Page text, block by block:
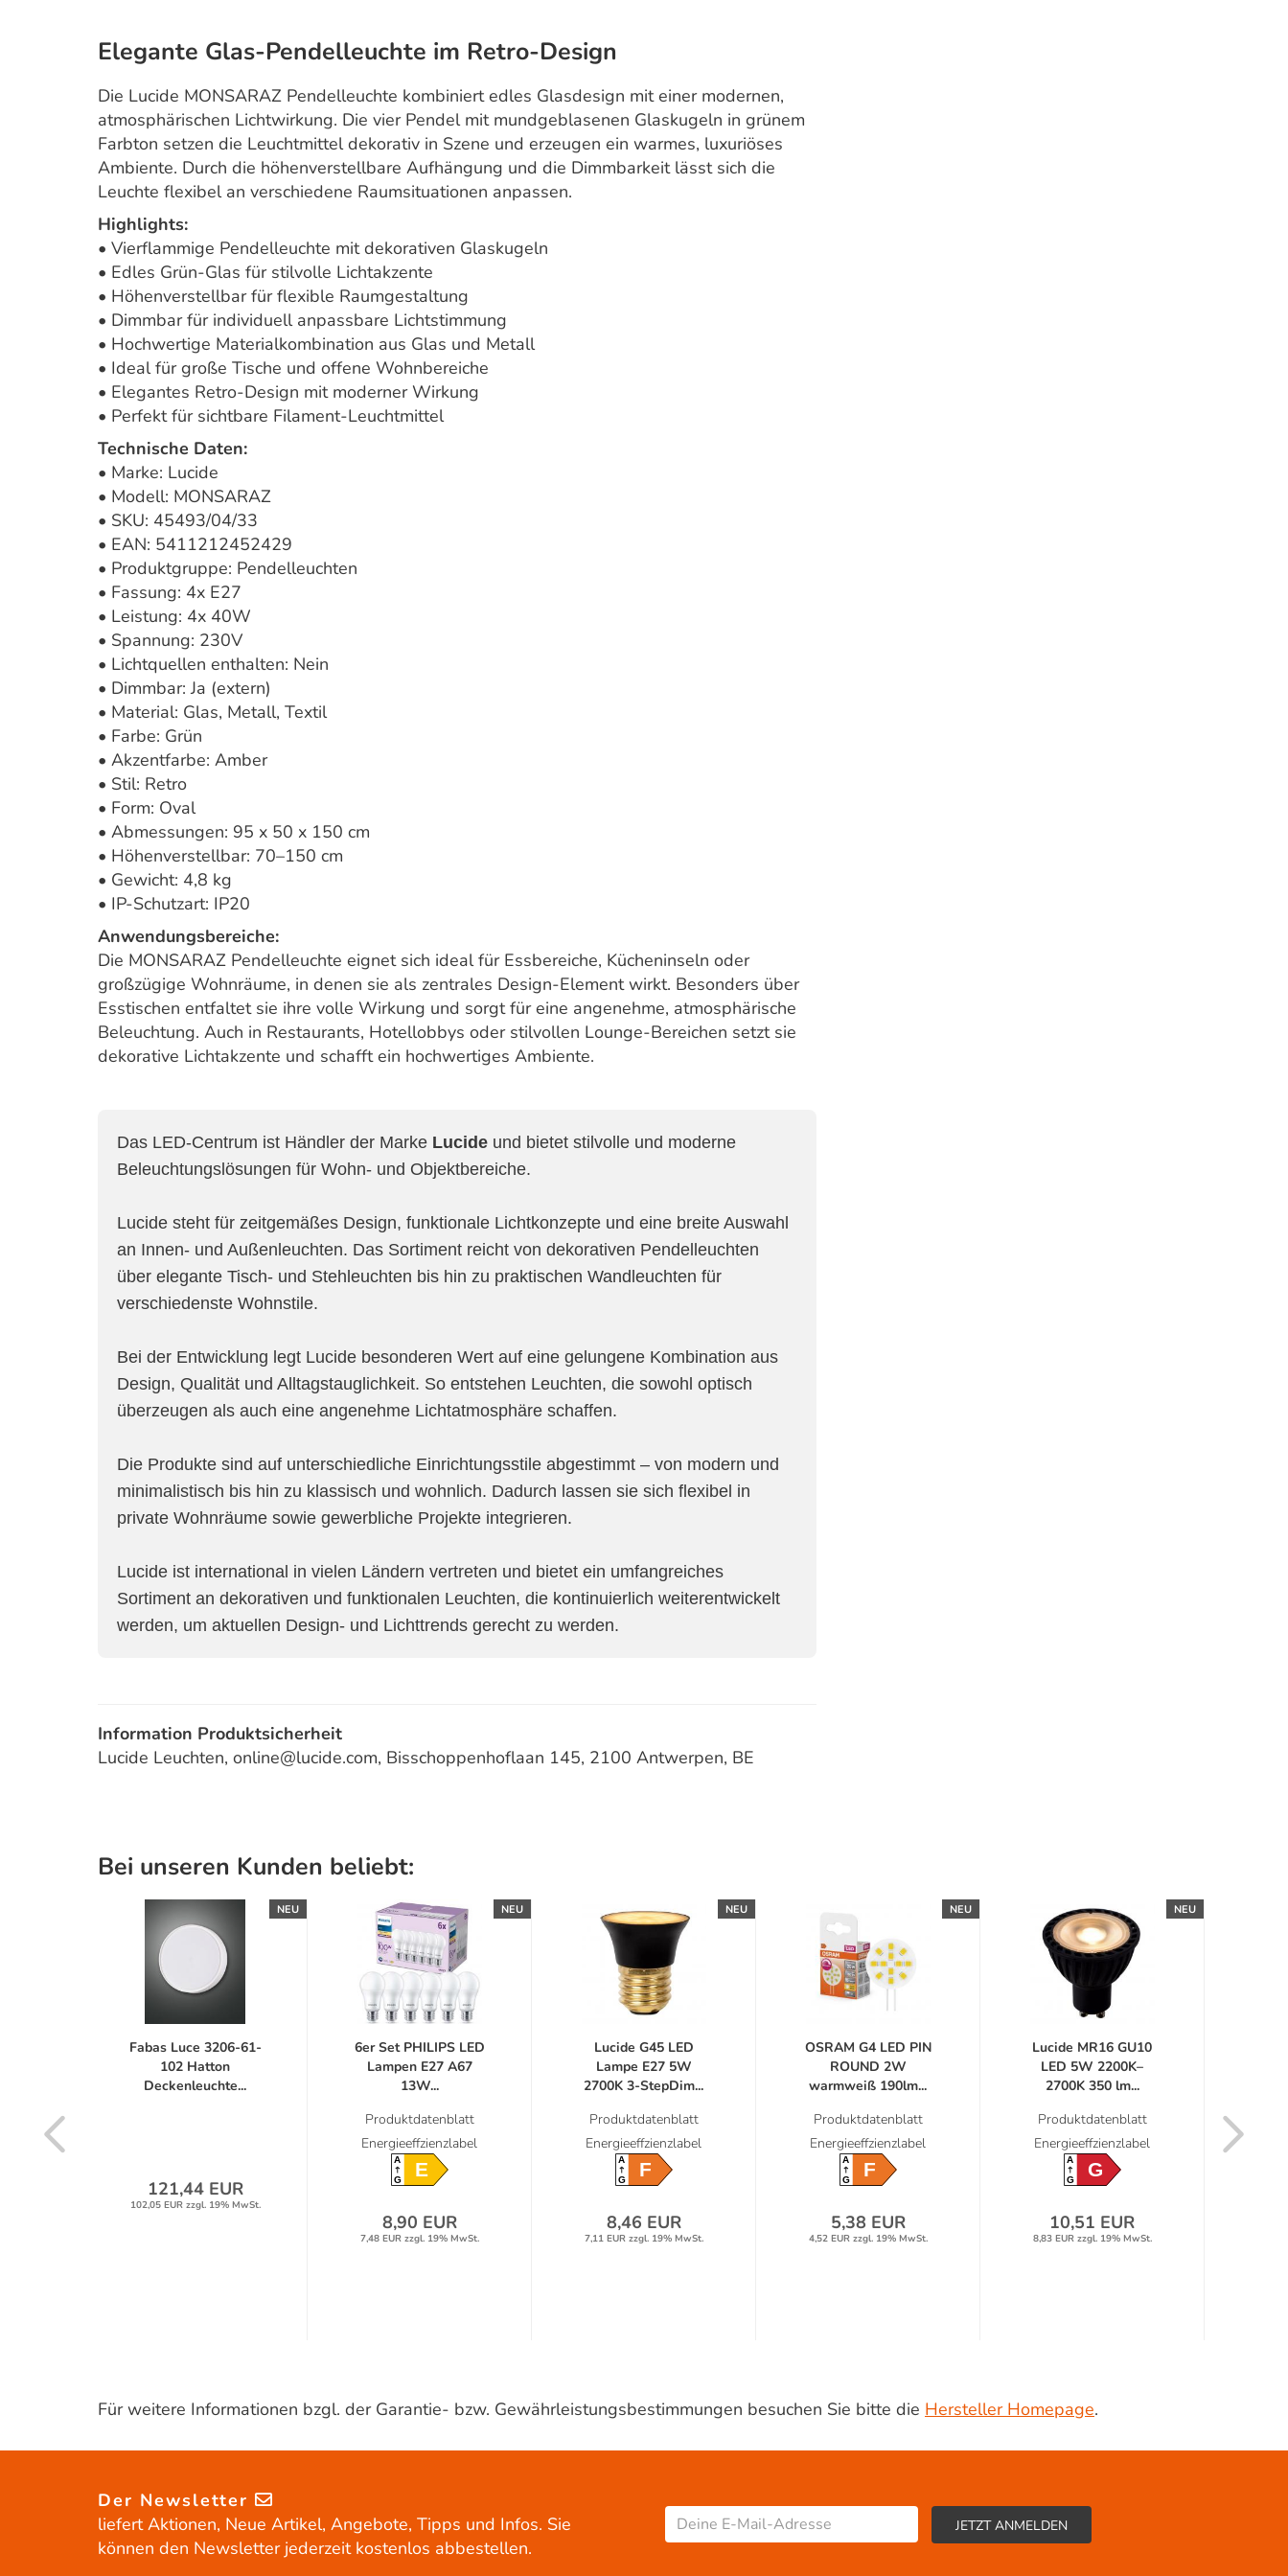
Elegante Glas-Pendelleuchte im Retro-Design
Die Lucide MONSARAZ Pendelleuchte kombiniert edles Glasdesign mit einer modernen,
atmosphärischen Lichtwirkung. Die vier Pendel mit mundgeblasenen Glaskugeln in grünem
Farbton setzen die Leuchtmittel dekorativ in Szene und erzeugen ein warmes, luxuriöses
Ambiente. Durch die höhenverstellbare Aufhängung und die Dimmbarkeit lässt sich die
Leuchte flexibel an verschiedene Raumsituationen anpassen.
Highlights:
• Vierflammige Pendelleuchte mit dekorativen Glaskugeln
• Edles Grün-Glas für stilvolle Lichtakzente
• Höhenverstellbar für flexible Raumgestaltung
• Dimmbar für individuell anpassbare Lichtstimmung
• Hochwertige Materialkombination aus Glas und Metall
• Ideal für große Tische und offene Wohnbereiche
• Elegantes Retro-Design mit moderner Wirkung
• Perfekt für sichtbare Filament-Leuchtmittel
Technische Daten:
• Marke: Lucide
• Modell: MONSARAZ
• SKU: 45493/04/33
• EAN: 5411212452429
• Produktgruppe: Pendelleuchten
• Fassung: 4x E27
• Leistung: 4x 40W
• Spannung: 230V
• Lichtquellen enthalten: Nein
• Dimmbar: Ja (extern)
• Material: Glas, Metall, Textil
• Farbe: Grün
• Akzentfarbe: Amber
• Stil: Retro
• Form: Oval
• Abmessungen: 95 x 50 x 150 cm
• Höhenverstellbar: 70–150 cm
• Gewicht: 4,8 kg
• IP-Schutzart: IP20
Anwendungsbereiche:
Die MONSARAZ Pendelleuchte eignet sich ideal für Essbereiche, Kücheninseln oder
großzügige Wohnräume, in denen sie als zentrales Design-Element wirkt. Besonders über
Esstischen entfaltet sie ihre volle Wirkung und sorgt für eine angenehme, atmosphärische
Beleuchtung. Auch in Restaurants, Hotellobbys oder stilvollen Lounge-Bereichen setzt sie
dekorative Lichtakzente und schafft ein hochwertiges Ambiente.
Das LED-Centrum ist Händler der Marke Lucide und bietet stilvolle und moderne
Beleuchtungslösungen für Wohn- und Objektbereiche.
Lucide steht für zeitgemäßes Design, funktionale Lichtkonzepte und eine breite Auswahl
an Innen- und Außenleuchten. Das Sortiment reicht von dekorativen Pendelleuchten
über elegante Tisch- und Stehleuchten bis hin zu praktischen Wandleuchten für
verschiedenste Wohnstile.
Bei der Entwicklung legt Lucide besonderen Wert auf eine gelungene Kombination aus
Design, Qualität und Alltagstauglichkeit. So entstehen Leuchten, die sowohl optisch
überzeugen als auch eine angenehme Lichtatmosphäre schaffen.
Die Produkte sind auf unterschiedliche Einrichtungsstile abgestimmt – von modern und
minimalistisch bis hin zu klassisch und wohnlich. Dadurch lassen sie sich flexibel in
private Wohnräume sowie gewerbliche Projekte integrieren.
Lucide ist international in vielen Ländern vertreten und bietet ein umfangreiches
Sortiment an dekorativen und funktionalen Leuchten, die kontinuierlich weiterentwickelt
werden, um aktuellen Design- und Lichttrends gerecht zu werden.
Information Produktsicherheit
Lucide Leuchten, online@lucide.com, Bisschoppenhoflaan 145, 2100 Antwerpen, BE
Bei unseren Kunden beliebt:
NEU
Fabas Luce 3206-61-
102 Hatton
Deckenleuchte...
121,44 EUR
102,05 EUR zzgl. 19% MwSt.
NEU
6er Set PHILIPS LED
Lampen E27 A67
13W...
Produktdatenblatt
Energieeffzienzlabel
A
GE
8,90 EUR
7,48 EUR zzgl. 19% MwSt.
NEU
Lucide G45 LED
Lampe E27 5W
2700K 3-StepDim...
Produktdatenblatt
Energieeffzienzlabel
A
GF
8,46 EUR
7,11 EUR zzgl. 19% MwSt.
NEU
OSRAM G4 LED PIN
ROUND 2W
warmweiß 190lm...
Produktdatenblatt
Energieeffzienzlabel
A
GF
5,38 EUR
4,52 EUR zzgl. 19% MwSt.
NEU
Lucide MR16 GU10
LED 5W 2200K–
2700K 350 lm...
Produktdatenblatt
Energieeffzienzlabel
A
GG
10,51 EUR
8,83 EUR zzgl. 19% MwSt.
Für weitere Informationen bzgl. der Garantie- bzw. Gewährleistungsbestimmungen besuchen Sie bitte die Hersteller Homepage.
Der Newsletter
liefert Aktionen, Neue Artikel, Angebote, Tipps und Infos. Sie
können den Newsletter jederzeit kostenlos abbestellen.